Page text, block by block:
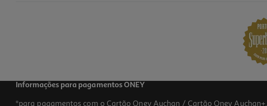
Informações para pagamentos ONEY
*para pagamentos com o Cartão Oney Auchan / Cartão Oney Auchan+.